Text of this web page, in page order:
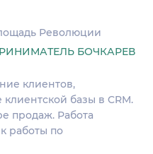
Революции
БОЧКАРЕВ
клиентов,
базы в CRM.
продаж. Работа
работы по